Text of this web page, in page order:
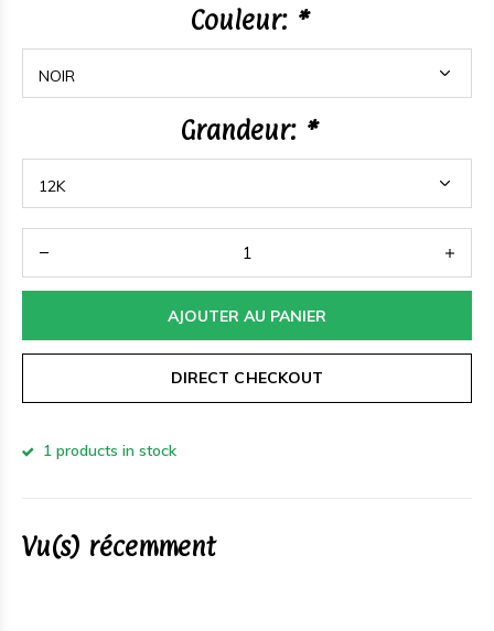
Couleur: *
Grandeur: *
AJOUTER AU PANIER
DIRECT CHECKOUT
1 products in stock
Vu(s) récemment